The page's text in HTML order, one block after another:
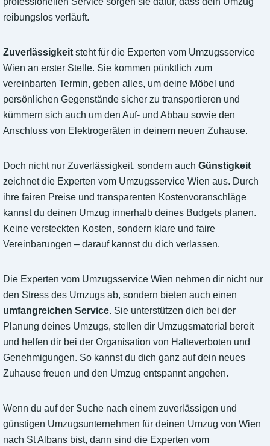
reibungslos verläuft.
Zuverlässigkeit steht für die Experten vom Umzugsservice
Wien an erster Stelle. Sie kommen pünktlich zum
vereinbarten Termin, geben alles, um deine Möbel und
persönlichen Gegenstände sicher zu transportieren und
kümmern sich auch um den Auf- und Abbau sowie den
Anschluss von Elektrogeräten in deinem neuen Zuhause.
Doch nicht nur Zuverlässigkeit, sondern auch Günstigkeit
zeichnet die Experten vom Umzugsservice Wien aus. Durch
ihre fairen Preise und transparenten Kostenvoranschläge
kannst du deinen Umzug innerhalb deines Budgets planen.
Keine versteckten Kosten, sondern klare und faire
Vereinbarungen – darauf kannst du dich verlassen.
Die Experten vom Umzugsservice Wien nehmen dir nicht nur
den Stress des Umzugs ab, sondern bieten auch einen
umfangreichen Service. Sie unterstützen dich bei der
Planung deines Umzugs, stellen dir Umzugsmaterial bereit
und helfen dir bei der Organisation von Halteverboten und
Genehmigungen. So kannst du dich ganz auf dein neues
Zuhause freuen und den Umzug entspannt angehen.
Wenn du auf der Suche nach einem zuverlässigen und
günstigen Umzugsunternehmen für deinen Umzug von Wien
nach St Albans bist, dann sind die Experten vom